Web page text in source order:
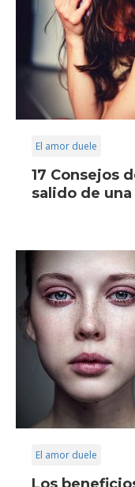
El amor duele
17 Consejos
salido de
El amor duele